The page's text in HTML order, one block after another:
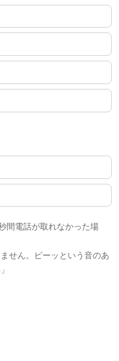
間電話が取れなかった場
せん。ピーッという音のあ